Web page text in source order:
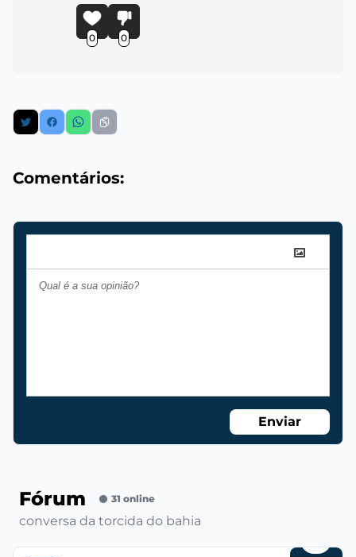
0 0
Comentários:
Enviar
Fórum 31 online
conversa da torcida do bahia